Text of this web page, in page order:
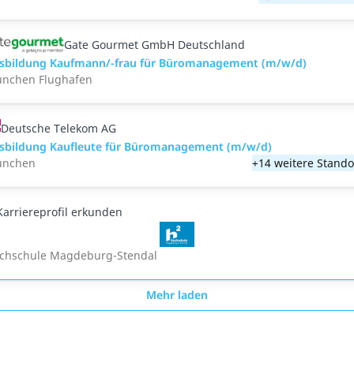
Gate Gourmet GmbH Deutschland
Kaufmann/-frau für Büromanagement (m/w/d)
Flughafen
Deutsche Telekom AG
Kaufleute für Büromanagement (m/w/d)
+14 weitere
erkunden
Magdeburg-Stendal
Mehr laden